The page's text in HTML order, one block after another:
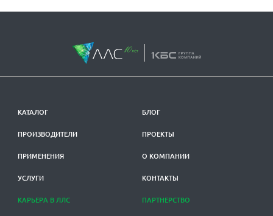
КАТАЛОГ
ПРОИЗВОДИТЕЛИ
ПРИМЕНЕНИЯ
УСЛУГИ
КАРЬЕРА В ЛЛС
БЛОГ
ПРОЕКТЫ
О КОМПАНИИ
КОНТАКТЫ
ПАРТНЕРСТВО